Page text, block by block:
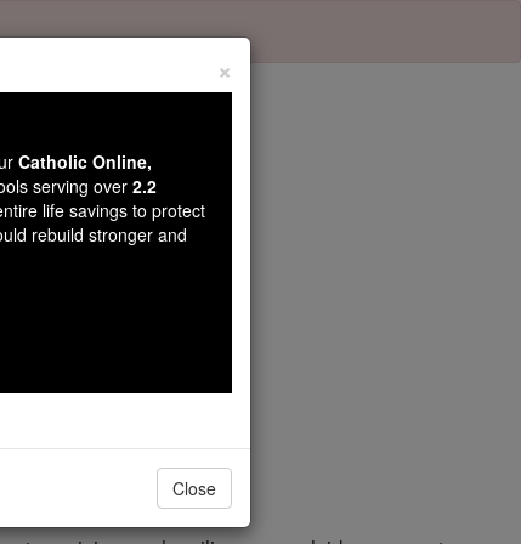
6
d'un étranger,
×
Catholic Online,
serving over 2.2
life savings to protect
rebuild stronger and
Close